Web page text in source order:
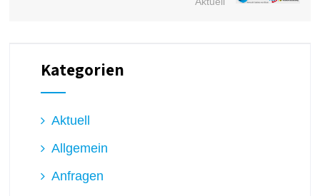
Kategorien
Aktuell
Allgemein
Anfragen